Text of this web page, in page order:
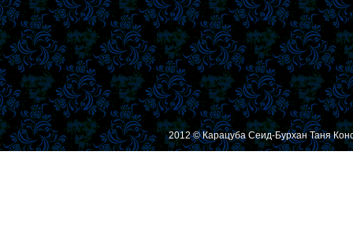
2012 © Карацуба Сеид-Бурхан Таня